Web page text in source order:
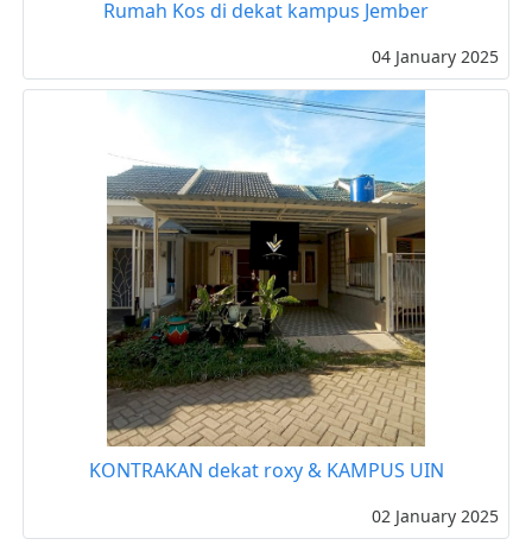
Rumah Kos di dekat kampus Jember
04 January 2025
KONTRAKAN dekat roxy & KAMPUS UIN
02 January 2025